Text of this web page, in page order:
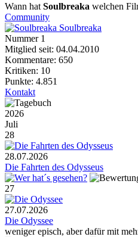
Wann hat Soulbreaka welchen
Community
Soulbreaka
Nummer 1
Mitglied seit: 04.04.2010
Kommentare: 650
Kritiken: 10
Punkte: 4.851
Kontakt
2026
Juli
28
28.07.2026
Die Fahrten des Odysseus
27
27.07.2026
Die Odyssee
weniger episch, aber dafür mit